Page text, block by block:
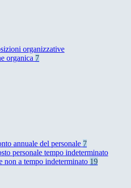
organizzative
organica 7
annuale del personale 7
personale tempo indeterminato
non a tempo indeterminato 19